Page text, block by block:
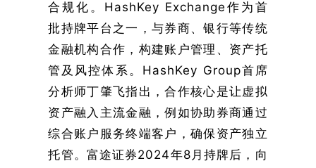
合规化。HashKey Exchange作为首
批持牌平台之一，与券商、银行等传统
金融机构合作，构建账户管理、资产托
管及风控体系。HashKey Group首席
分析师丁肇飞指出，合作核心是让虚拟
资产融入主流金融，例如协助券商通过
综合账户服务终端客户，确保资产独立
托管。富途证券2024年8月持牌后，向